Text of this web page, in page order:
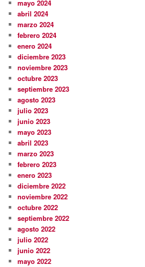
mayo 2024
abril 2024
marzo 2024
febrero 2024
enero 2024
diciembre 2023
noviembre 2023
octubre 2023
septiembre 2023
agosto 2023
julio 2023
junio 2023
mayo 2023
abril 2023
marzo 2023
febrero 2023
enero 2023
diciembre 2022
noviembre 2022
octubre 2022
septiembre 2022
agosto 2022
julio 2022
junio 2022
mayo 2022